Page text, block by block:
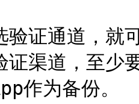
验证通道，就
证渠道，至少
作为备份。